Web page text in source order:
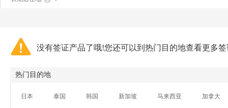
没有签证产品了哦!您还可以到热门目的地查看更多
热门目的地
日本 泰国 韩国 新加坡 马来西亚 加拿大